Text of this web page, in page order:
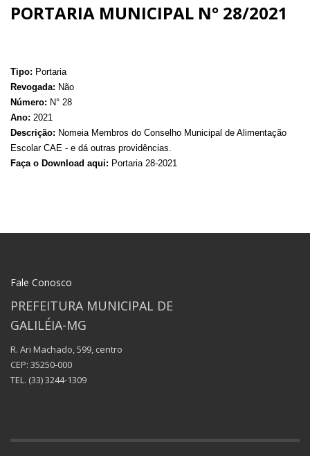
PORTARIA MUNICIPAL N° 28/2021
Tipo: Portaria
Revogada: Não
Número: N° 28
Ano: 2021
Descrição: Nomeia Membros do Conselho Municipal de Alimentação
Escolar CAE - e dá outras providências.
Faça o Download aqui: Portaria 28-2021
Fale Conosco
PREFEITURA MUNICIPAL DE
GALILÉIA-MG
R. Ari Machado, 599, centro
CEP: 35250-000
TEL. (33) 3244-1309